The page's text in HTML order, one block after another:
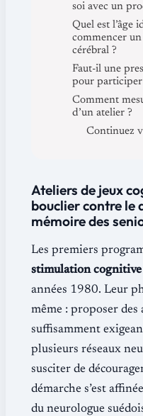
soi avec un
Quel est l’âge
commencer
cérébral ?
Faut-il une
pour participer
Comment
d’un atelier ?
Continuez
Ateliers de jeux
bouclier contre le
mémoire des
Les premiers
stimulation cognitive
années 1980. Leur
même : proposer
suffisamment
plusieurs réseaux
susciter de
démarche s’est
du neurologue